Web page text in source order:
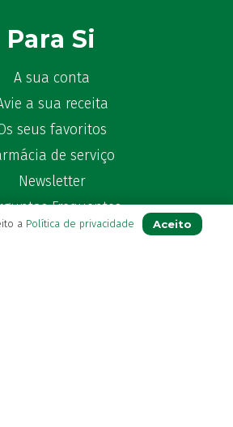
Para Si
A sua conta
a sua receita
seus favoritos
de serviço
Newsletter
Frequentes
Blog
a Política de privacidade Aceito